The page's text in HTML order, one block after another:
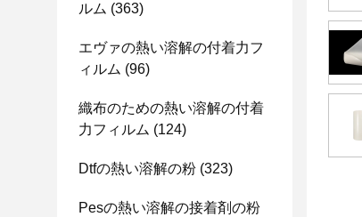
ルム (363)
エヴァの熱い溶解の付着力フ
ィルム (96)
織布のための熱い溶解の付着
力フィルム (124)
Dtfの熱い溶解の粉 (323)
Pesの熱い溶解の接着剤の粉